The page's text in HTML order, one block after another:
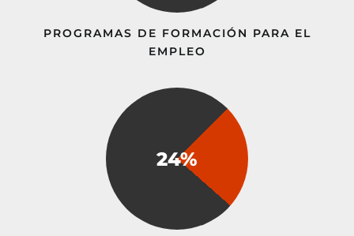
PROGRAMAS DE FORMACIÓN PARA EL
EMPLEO
24%